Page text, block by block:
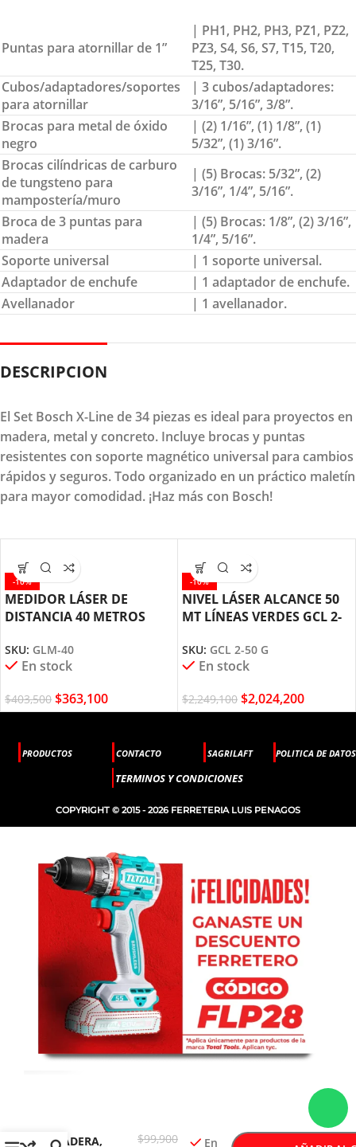
Puntas para atornillar de 1”
| PH1, PH2, PH3, PZ1, PZ2,
PZ3, S4, S6, S7, T15, T20,
T25, T30.
Cubos/adaptadores/soportes
para atornillar
| 3 cubos/adaptadores:
3/16”, 5/16”, 3/8”.
Brocas para metal de óxido
negro
| (2) 1/16”, (1) 1/8”, (1)
5/32”, (1) 3/16”.
Brocas cilíndricas de carburo
de tungsteno para
mampostería/muro
| (5) Brocas: 5/32”, (2)
3/16”, 1/4”, 5/16”.
Broca de 3 puntas para
madera
| (5) Brocas: 1/8”, (2) 3/16”,
1/4”, 5/16”.
Soporte universal
| 1 soporte universal.
Adaptador de enchufe
| 1 adaptador de enchufe.
Avellanador
| 1 avellanador.
DESCRIPCION
El Set Bosch X-Line de 34 piezas es ideal para proyectos en
madera, metal y concreto. Incluye brocas y puntas
resistentes con soporte magnético universal para cambios
rápidos y seguros. Todo organizado en un práctico maletín
para mayor comodidad. ¡Haz más con Bosch!
-10%
MEDIDOR LÁSER DE
DISTANCIA 40 METROS
SKU: GLM-40
En stock
$403,500 $363,100
-10%
NIVEL LÁSER ALCANCE 50
MT LÍNEAS VERDES GCL 2-
SKU: GCL 2-50 G
En stock
$2,249,100 $2,024,200
PRODUCTOS CONTACTO SAGRILAFT POLITICA DE DATOS
TERMINOS Y CONDICIONES
COPYRIGHT © 2015 - 2026 FERRETERIA LUIS PENAGOS
MADERA,
$99,900 En